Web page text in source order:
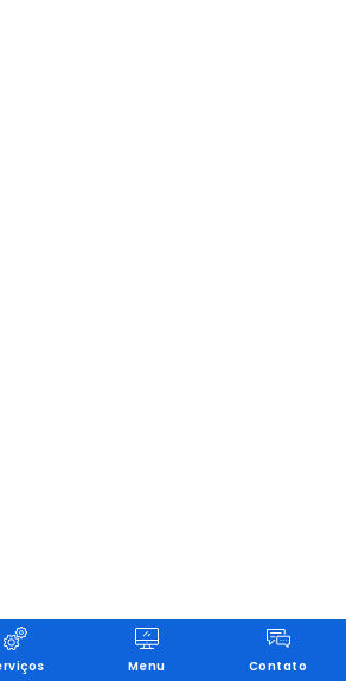
Menu Contato